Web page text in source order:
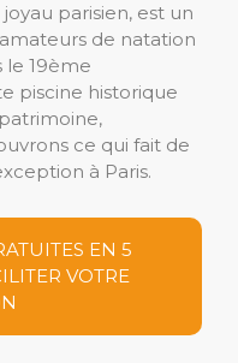
parisien, est un
de natation
le 19ème
piscine historique
ce qui fait de
à Paris.
EN 5
VOTRE